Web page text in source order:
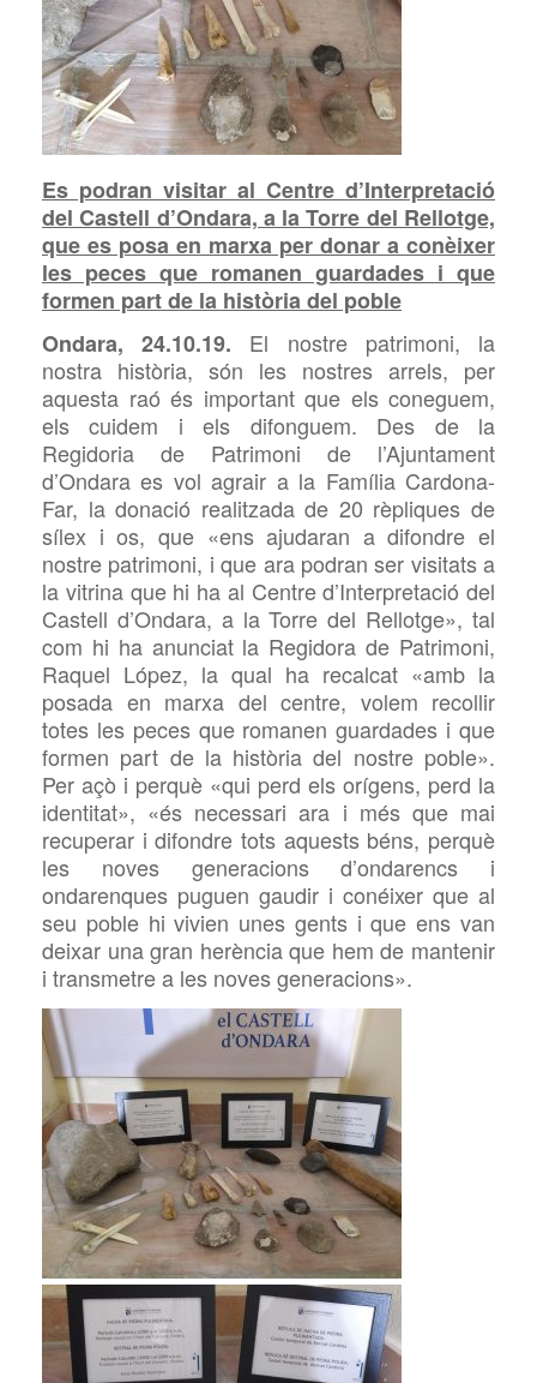
Es podran visitar al Centre d’Interpretació
del Castell d’Ondara, a la Torre del Rellotge,
que es posa en marxa per donar a conèixer
les peces que romanen guardades i que
formen part de la història del poble
Ondara, 24.10.19. El nostre patrimoni, la
nostra història, són les nostres arrels, per
aquesta raó és important que els coneguem,
els cuidem i els difonguem. Des de la
Regidoria de Patrimoni de l’Ajuntament
d’Ondara es vol agrair a la Família Cardona-
Far, la donació realitzada de 20 rèpliques de
sílex i os, que «ens ajudaran a difondre el
nostre patrimoni, i que ara podran ser visitats a
la vitrina que hi ha al Centre d’Interpretació del
Castell d’Ondara, a la Torre del Rellotge», tal
com hi ha anunciat la Regidora de Patrimoni,
Raquel López, la qual ha recalcat «amb la
posada en marxa del centre, volem recollir
totes les peces que romanen guardades i que
formen part de la història del nostre poble».
Per açò i perquè «qui perd els orígens, perd la
identitat», «és necessari ara i més que mai
recuperar i difondre tots aquests béns, perquè
les noves generacions d’ondarencs i
ondarenques puguen gaudir i conéixer que al
seu poble hi vivien unes gents i que ens van
deixar una gran herència que hem de mantenir
i transmetre a les noves generacions».